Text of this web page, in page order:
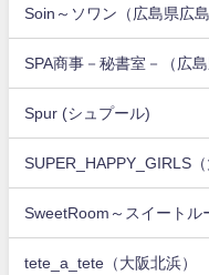
Soin～ソワン（広島県広島
SPA商事－秘書室－（広島
Spur (シュプール)
SUPER_HAPPY_GIRLS（
SweetRoom～スイートル
tete_a_tete（大阪北浜）